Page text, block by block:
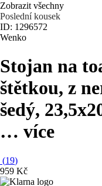
Zobrazit všechny
Poslední kousek
ID: 1296572
Wenko
Stojan na
štětkou, z
šedý,
… více
(19)
959 Kč